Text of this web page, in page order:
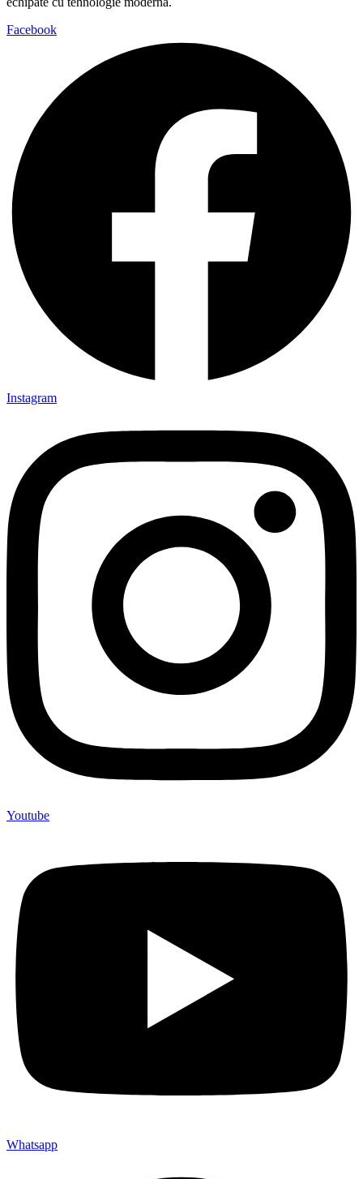
Facebook
Instagram
Youtube
Whatsapp